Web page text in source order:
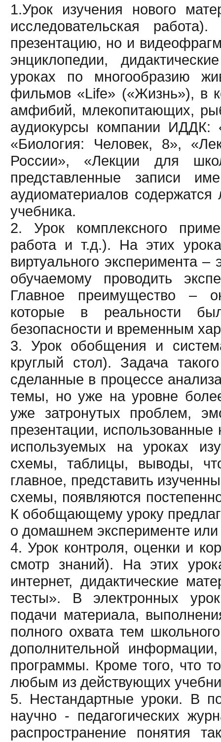
1.Урок изучения нового
исследовательская
презентацию, но и
энциклопедии,
уроках по многообразию
фильмов «Life» («Жизнь»), в
амфибий, млекопитающих,
аудиокурсы компании ИДДК:
«Биология: Человек, 8»,
России», «Лекции для
представленные записи
аудиоматериалов
учебника.
2. Урок комплексного
работа и т.д.). На этих
виртуального эксперимента
обучаемому проводить
Главное преимущество –
которые в реальности
безопасности и временным
3. Урок обобщения и
круглый стол). Задача
сделанные в процессе
темы, но уже на уровне
уже затронутых проблем,
презентации, использованные
используемых на уроках
схемы, таблицы, выводы,
главное, представить
схемы, появляются
К обобщающему уроку
о домашнем эксперименте
4. Урок контроля, оценки и
смотр знаний). На этих
интернет, дидактические
тесты». В электронных
подачи материала,
полного охвата тем
дополнительной
программы. Кроме того, что
любым из действующих
5. Нестандартные уроки. В
научно - педагогических
распространение понятия